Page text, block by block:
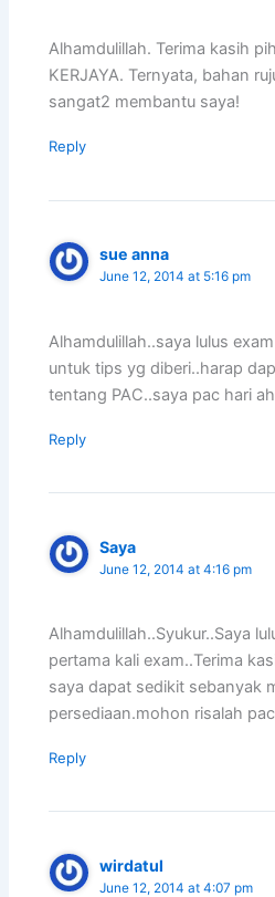
Alhamdulillah. Terima kasih
KERJAYA. Ternyata, bahan
sangat2 membantu saya!
Reply
sue anna
June 12, 2014 at 5:16 pm
Alhamdulillah..saya lulus
untuk tips yg diberi..harap
tentang PAC..saya pac hari
Reply
Saya
June 12, 2014 at 4:16 pm
Alhamdulillah..Syukur..Saya
pertama kali exam..Terima
saya dapat sedikit sebanyak
persediaan.mohon risalah
Reply
wirdatul
June 12, 2014 at 4:07 pm